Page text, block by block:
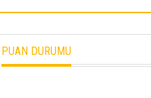
PUAN DURUMU